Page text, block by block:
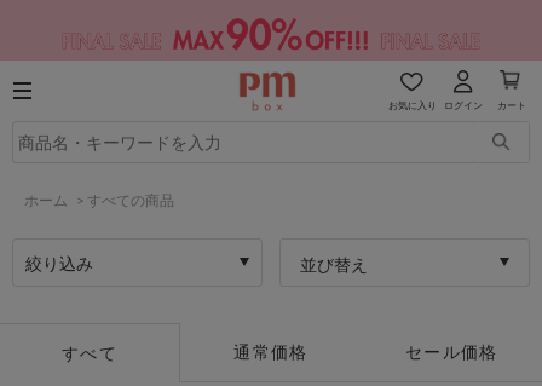
お気に入り ログイン カート
ホーム > すべての商品
絞り込み 並び替え
すべて 通常価格 セール価格